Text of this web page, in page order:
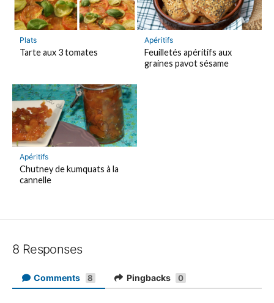
Plats
Tarte aux 3 tomates
Apéritifs
Feuilletés apéritifs aux
graines pavot sésame
Apéritifs
Chutney de kumquats à la
cannelle
8 Responses
Comments 8 Pingbacks 0